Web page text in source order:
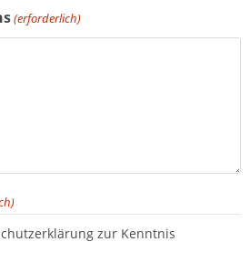
(erforderlich)
zur Kenntnis